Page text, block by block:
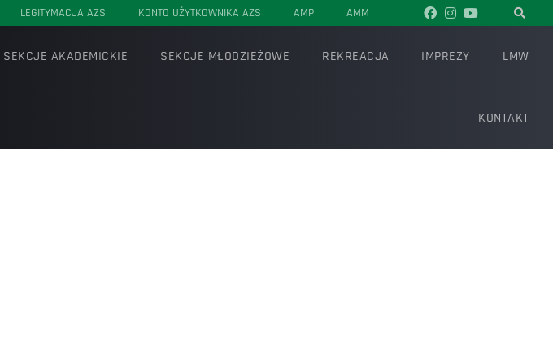
LEGITYMACJA AZS KONTO UŻYTKOWNIKA AZS AMP AMM
SEKCJE AKADEMICKIE SEKCJE MŁODZIEŻOWE REKREACJA IMPREZY LMW
KONTAKT